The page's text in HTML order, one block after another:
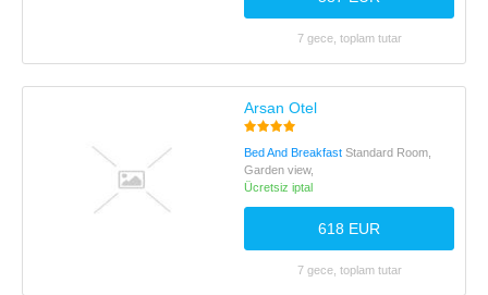
7 gece, toplam tutar
Arsan Otel
Bed And Breakfast Standard Room,
Garden view,
Ücretsiz iptal
618 EUR
7 gece, toplam tutar